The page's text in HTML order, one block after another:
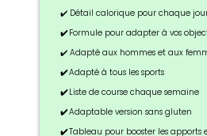
✔️ Détail calorique pour chaque
✔️Formule pour adapter à vos
✔️ Adapté aux hommes et aux
✔️Adapté à tous les sports
✔️Liste de course chaque semaine
✔️Adaptable version sans gluten
✔️Tableau pour booster les apports